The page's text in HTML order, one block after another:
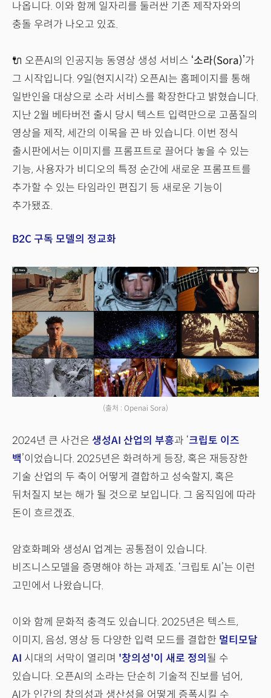
나옵니다. 이와 함께 일자리를 둘러싼 기존 제작자와의
충돌 우려가 나오고 있죠.
🔌 오픈AI의 인공지능 동영상 생성 서비스 ‘소라(Sora)’가
그 시작입니다. 9일(현지시각) 오픈AI는 홈페이지를 통해
일반인을 대상으로 소라 서비스를 확장한다고 밝혔습니다.
지난 2월 베타버전 출시 당시 텍스트 입력만으로 고품질의
영상을 제작, 세간의 이목을 끈 바 있습니다. 이번 정식
출시판에서는 이미지를 프롬프트로 끌어다 놓을 수 있는
기능, 사용자가 비디오의 특정 순간에 새로운 프롬프트를
추가할 수 있는 타임라인 편집기 등 새로운 기능이
추가됐죠.
B2C 구독 모델의 정교화
(출처 : Openai Sora)
2024년 큰 사건은 생성AI 산업의 부흥과 ‘크립토 이즈
백’이었습니다. 2025년은 화려하게 등장, 혹은 재등장한
기술 산업의 두 축이 어떻게 결합하고 성숙할지, 혹은
뒤처질지 보는 해가 될 것으로 보입니다. 그 움직임에 따라
돈이 흐르겠죠.
암호화폐와 생성AI 업계는 공통점이 있습니다.
비즈니스모델을 증명해야 하는 과제죠. ‘크립토 AI’는 이런
고민에서 나왔습니다.
이와 함께 문화적 충격도 있습니다. 2025년은 텍스트,
이미지, 음성, 영상 등 다양한 입력 모드를 결합한 멀티모달
AI 시대의 서막이 열리며 '창의성'이 새로 정의 될 수
있습니다. 오픈AI의 소라는 단순히 기술적 진보를 넘어,
AI가 인간의 창의성과 생산성을 어떻게 증폭시킬 수